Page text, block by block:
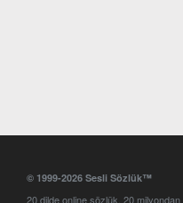
© 1999-2026 Sesli Sözlük™
20 dilde online sözlük. 20